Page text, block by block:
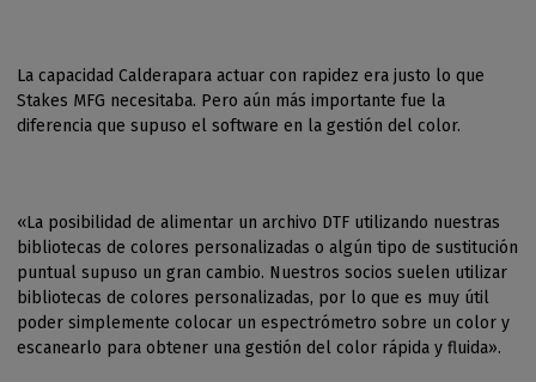
La capacidad Calderapara actuar con rapidez era justo lo que
Stakes MFG necesitaba. Pero aún más importante fue la
diferencia que supuso el software en la gestión del color.
«La posibilidad de alimentar un archivo DTF utilizando nuestras
bibliotecas de colores personalizadas o algún tipo de sustitución
puntual supuso un gran cambio. Nuestros socios suelen utilizar
bibliotecas de colores personalizadas, por lo que es muy útil
poder simplemente colocar un espectrómetro sobre un color y
escanearlo para obtener una gestión del color rápida y fluida».